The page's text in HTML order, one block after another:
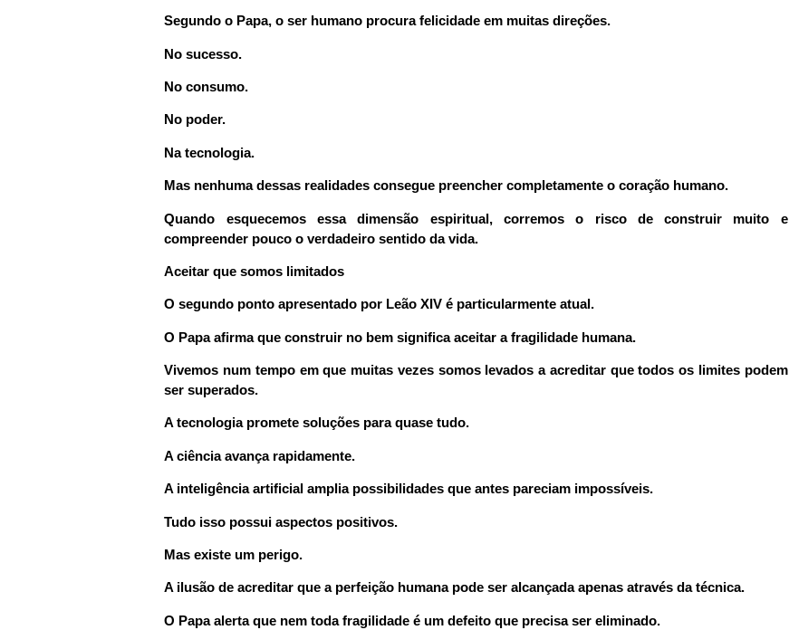
Segundo o Papa, o ser humano procura felicidade em muitas direções.
No sucesso.
No consumo.
No poder.
Na tecnologia.
Mas nenhuma dessas realidades consegue preencher completamente o coração humano.
Quando esquecemos essa dimensão espiritual, corremos o risco de construir muito e
compreender pouco o verdadeiro sentido da vida.
Aceitar que somos limitados
O segundo ponto apresentado por Leão XIV é particularmente atual.
O Papa afirma que construir no bem significa aceitar a fragilidade humana.
Vivemos num tempo em que muitas vezes somos levados a acreditar que todos os limites podem
ser superados.
A tecnologia promete soluções para quase tudo.
A ciência avança rapidamente.
A inteligência artificial amplia possibilidades que antes pareciam impossíveis.
Tudo isso possui aspectos positivos.
Mas existe um perigo.
A ilusão de acreditar que a perfeição humana pode ser alcançada apenas através da técnica.
O Papa alerta que nem toda fragilidade é um defeito que precisa ser eliminado.